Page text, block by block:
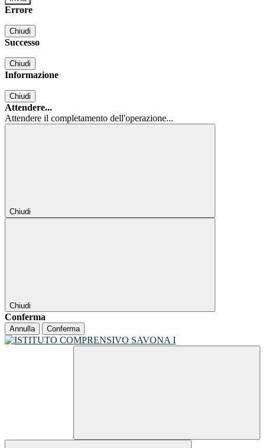
Errore
Chiudi
Successo
Chiudi
Informazione
Chiudi
Attendere...
Attendere il completamento dell'operazione...
Chiudi
Chiudi
Conferma
Annulla Conferma